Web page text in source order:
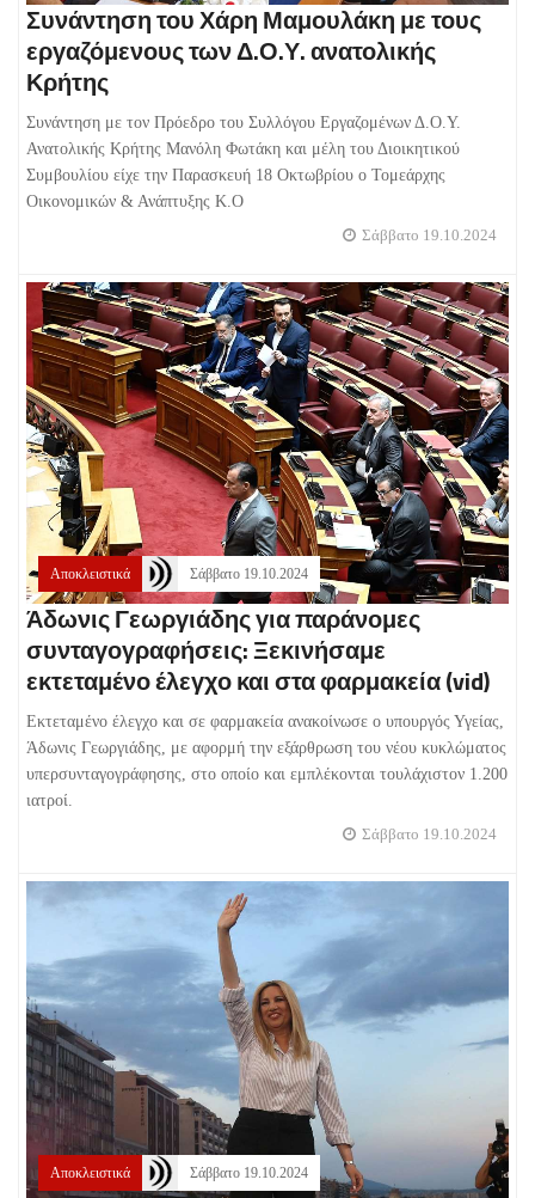
Συνάντηση του Χάρη Μαμουλάκη με τους
εργαζόμενους των Δ.Ο.Υ. ανατολικής
Κρήτης
Συνάντηση με τον Πρόεδρο του Συλλόγου Εργαζομένων Δ.Ο.Υ.
Ανατολικής Κρήτης Μανόλη Φωτάκη και μέλη του Διοικητικού
Συμβουλίου είχε την Παρασκευή 18 Οκτωβρίου ο Τομεάρχης
Οικονομικών & Ανάπτυξης Κ.Ο
Σάββατο 19.10.2024
Αποκλειστικά Σάββατο 19.10.2024
Άδωνις Γεωργιάδης για παράνομες
συνταγογραφήσεις: Ξεκινήσαμε
εκτεταμένο έλεγχο και στα φαρμακεία (vid)
Εκτεταμένο έλεγχο και σε φαρμακεία ανακοίνωσε ο υπουργός Υγείας,
Άδωνις Γεωργιάδης, με αφορμή την εξάρθρωση του νέου κυκλώματος
υπερσυνταγογράφησης, στο οποίο και εμπλέκονται τουλάχιστον 1.200
ιατροί.
Σάββατο 19.10.2024
Αποκλειστικά Σάββατο 19.10.2024